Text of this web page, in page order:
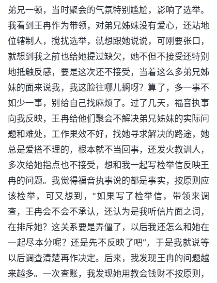
弟兄一顿，当时聚会的气氛特别尴尬，影响了选举。
我看到王冉作为带领，对弟兄姊妹没有爱心，还站地
位辖制人，搅扰选举，就想跟她说说，可刚要张口，
就想到我之前也给她提过缺欠，她不但不接受还特别
地抵触反感，要是这次还不接受，当着这么多弟兄姊
妹的面来说我，我这脸往哪儿搁呀？算了，多一事不
如少一事，别给自己找麻烦了。过了几天，福音执事
向我反映，王冉给他们聚会不解决弟兄姊妹的实际问
题和难处，工作果效不好，找她寻求解决的路途，她
总是爱搭不理的，根本就不当回事，还发火教训人，
多次给她指点也不接受，想和我一起写检举信反映王
冉的问题。我觉得福音执事说的都是事实，按原则应
该检举，可又想到，“如果写了检举信，带领来调
查，王冉会不会不承认，还认为是我听信片面之词，
在排斥她？这关系要是弄僵了，以后我还怎么和她在
一起尽本分呢？还是先不反映了吧”，于是我就说等
以后调查清楚再作决定。后来，我发现王冉的问题越
来越多。一次查账，我发现她用教会钱财不按原则，